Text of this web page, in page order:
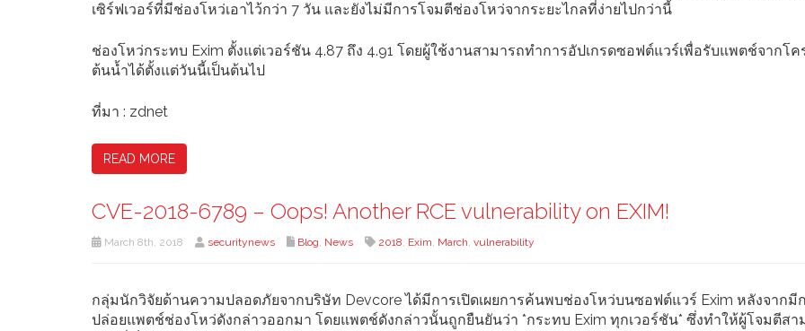
เซิร์ฟเวอร์ที่มีช่องโหว่เอาไว้กว่า 7 วัน และยังไม่มีการโจมตีช่องโหว่จากระยะไกลที่ง่ายไปกว่านี้
ช่องโหว่กระทบ Exim ตั้งแต่เวอร์ชัน 4.87 ถึง 4.91 โดยผู้ใช้งานสามารถทำการอัปเกรดซอฟต์แวร์เพื่อรับแพตช์จากโค
ต้นน้ำได้ตั้งแต่วันนี้เป็นต้นไป
ที่มา : zdnet
READ MORE
CVE-2018-6789 – Oops! Another RCE vulnerability on EXIM!
March 8th, 2018 securitynews Blog, News 2018, Exim, March, vulnerability
กลุ่มนักวิจัยด้านความปลอดภัยจากบริษัท Devcore ได้มีการเปิดเผยการค้นพบช่องโหว่บนซอฟต์แวร์ Exim หลังจากมี
ปล่อยแพตช์ช่องโหว่ดังกล่าวออกมา โดยแพตช์ดังกล่าวนั้นถูกยืนยันว่า *กระทบ Exim ทุกเวอร์ชัน* ซึ่งทำให้ผู้โจมตีสา